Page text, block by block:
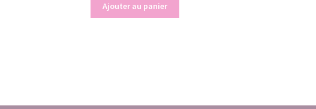
Ajouter au panier